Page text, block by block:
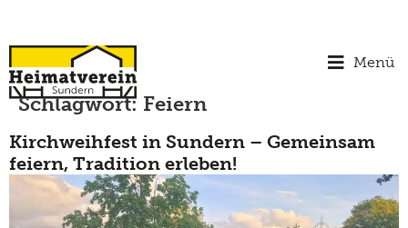
Menü
Schlagwort: Feiern
Kirchweihfest in Sundern – Gemeinsam
feiern, Tradition erleben!